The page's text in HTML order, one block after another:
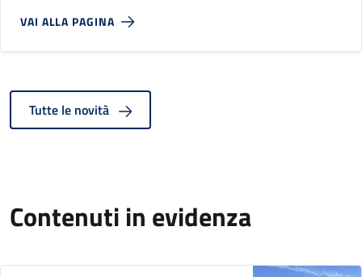
VAI ALLA PAGINA
Tutte le novità
Contenuti in evidenza